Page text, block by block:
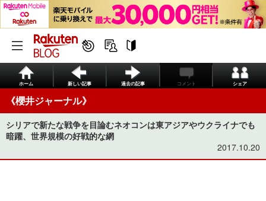
ホーム 新しい記事 過去の記事 コメント シェア
《櫻井ジャーナル》
シリアで新たな戦争を目論むネオコンは東アジアやウクライナでも
暗躍、世界規模の好戦的な網
2017.10.20